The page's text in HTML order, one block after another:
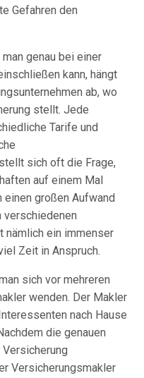
Gefahren den
man genau bei einer
kann, hängt
ab, wo
stellt. Jede
Tarife und
sich oft die Frage,
auf einem Mal
einen großen Aufwand
verschiedenen
nämlich ein immenser
Zeit in Anspruch.
sich vor mehreren
wenden. Der Makler
nach Hause
die genauen
Versicherungsmakler